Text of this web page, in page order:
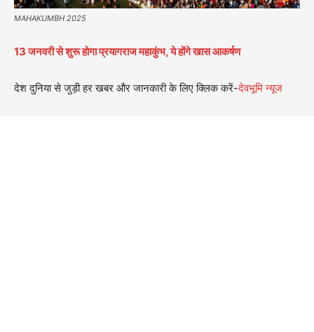
MAHAKUMBH 2025
13 जनवरी से शुरू होगा प्रयागराज महाकुंभ, ये होंगे खास आकर्षण
देश दुनिया से जुड़ी हर खबर और जानकारी के लिए क्लिक करें-देवभूमि न्यूज